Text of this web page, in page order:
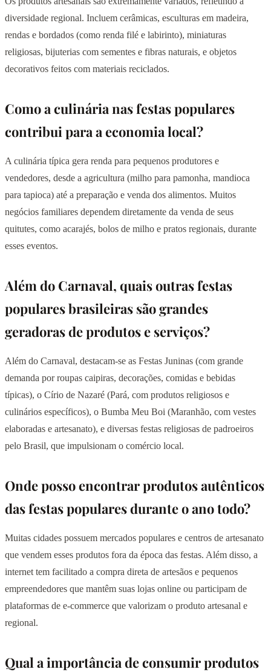
diversidade regional. Incluem cerâmicas, esculturas em madeira,
rendas e bordados (como renda filé e labirinto), miniaturas
religiosas, bijuterias com sementes e fibras naturais, e objetos
decorativos feitos com materiais reciclados.
Como a culinária nas festas populares
contribui para a economia local?
A culinária típica gera renda para pequenos produtores e
vendedores, desde a agricultura (milho para pamonha, mandioca
para tapioca) até a preparação e venda dos alimentos. Muitos
negócios familiares dependem diretamente da venda de seus
quitutes, como acarajés, bolos de milho e pratos regionais, durante
esses eventos.
Além do Carnaval, quais outras festas
populares brasileiras são grandes
geradoras de produtos e serviços?
Além do Carnaval, destacam-se as Festas Juninas (com grande
demanda por roupas caipiras, decorações, comidas e bebidas
típicas), o Círio de Nazaré (Pará, com produtos religiosos e
culinários específicos), o Bumba Meu Boi (Maranhão, com vestes
elaboradas e artesanato), e diversas festas religiosas de padroeiros
pelo Brasil, que impulsionam o comércio local.
Onde posso encontrar produtos autênticos
das festas populares durante o ano todo?
Muitas cidades possuem mercados populares e centros de artesanato
que vendem esses produtos fora da época das festas. Além disso, a
internet tem facilitado a compra direta de artesãos e pequenos
empreendedores que mantêm suas lojas online ou participam de
plataformas de e-commerce que valorizam o produto artesanal e
regional.
Qual a importância de consumir produtos